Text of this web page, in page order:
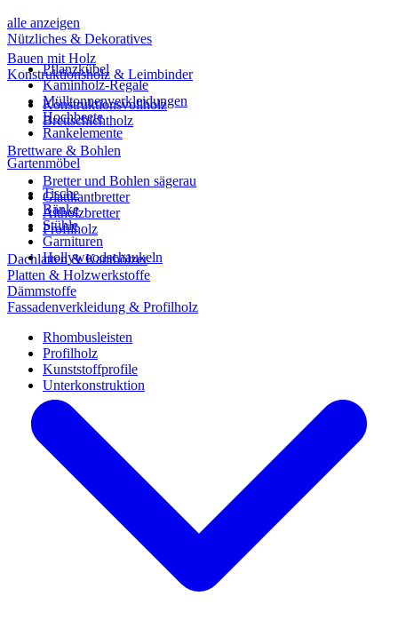
alle anzeigen
Nützliches & Dekoratives
Pflanzkübel
Kaminholz-Regale
Mülltonnenverkleidungen
Hochbeete
Rankelemente
Gartenmöbel
Tische
Bänke
Stühle
Garnituren
Hollywoodschaukeln
Bauen mit Holz
Konstruktionsholz & Leimbinder
Konstruktionsvollholz
Brettschichtholz
Brettware & Bohlen
Bretter und Bohlen sägerau
Glattkantbretter
Altholzbretter
Profilholz
Dachlatten & Kanthölzer
Platten & Holzwerkstoffe
Dämmstoffe
Fassadenverkleidung & Profilholz
Rhombusleisten
Profilholz
Kunststoffprofile
Unterkonstruktion